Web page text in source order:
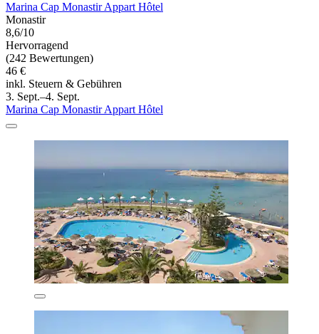
Marina Cap Monastir Appart Hôtel
Monastir
8,6/10
Hervorragend
(242 Bewertungen)
46 €
inkl. Steuern & Gebühren
3. Sept.–4. Sept.
Marina Cap Monastir Appart Hôtel